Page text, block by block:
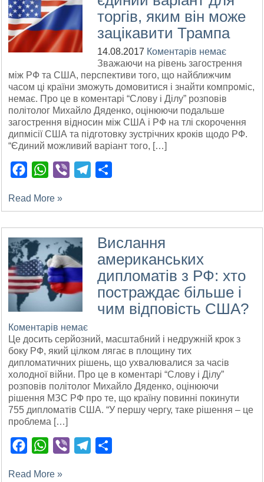
торгів, яким він може
зацікавити Трампа
14.08.2017 Коментарів немає
Зважаючи на рівень загострення
між РФ та США, перспективи того, що найближчим
часом ці країни зможуть домовитися і знайти компроміс,
немає. Про це в коментарі “Слову і Ділу” розповів
політолог Михайло Дяденко, оцінюючи подальше
загострення відносин між США і РФ на тлі скорочення
дипмісії США та підготовку зустрічних кроків щодо РФ.
“Єдиний можливий варіант того, […]
FacebookWhatsApp
Viber Telegram
Read More »
Вислання
американських
дипломатів з РФ: хто
постраждає більше і
чим відповість США?
Коментарів немає
Це досить серйозний, масштабний і недружній крок з
боку РФ, який цілком лягає в площину тих
дипломатичних рішень, що ухвалювалися за часів
холодної війни. Про це в коментарі “Слову і Ділу”
розповів політолог Михайло Дяденко, оцінюючи
рішення МЗС РФ про те, що країну повинні покинути
755 дипломатів США. “У першу чергу, таке рішення – це
проблема […]
FacebookWhatsApp
Viber Telegram
Read More »